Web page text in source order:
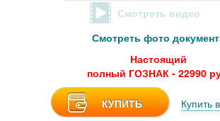
Смотреть видео
Смотреть фото
Настоящий
полный ГОЗНАК - 22990
КУПИТЬ Купить